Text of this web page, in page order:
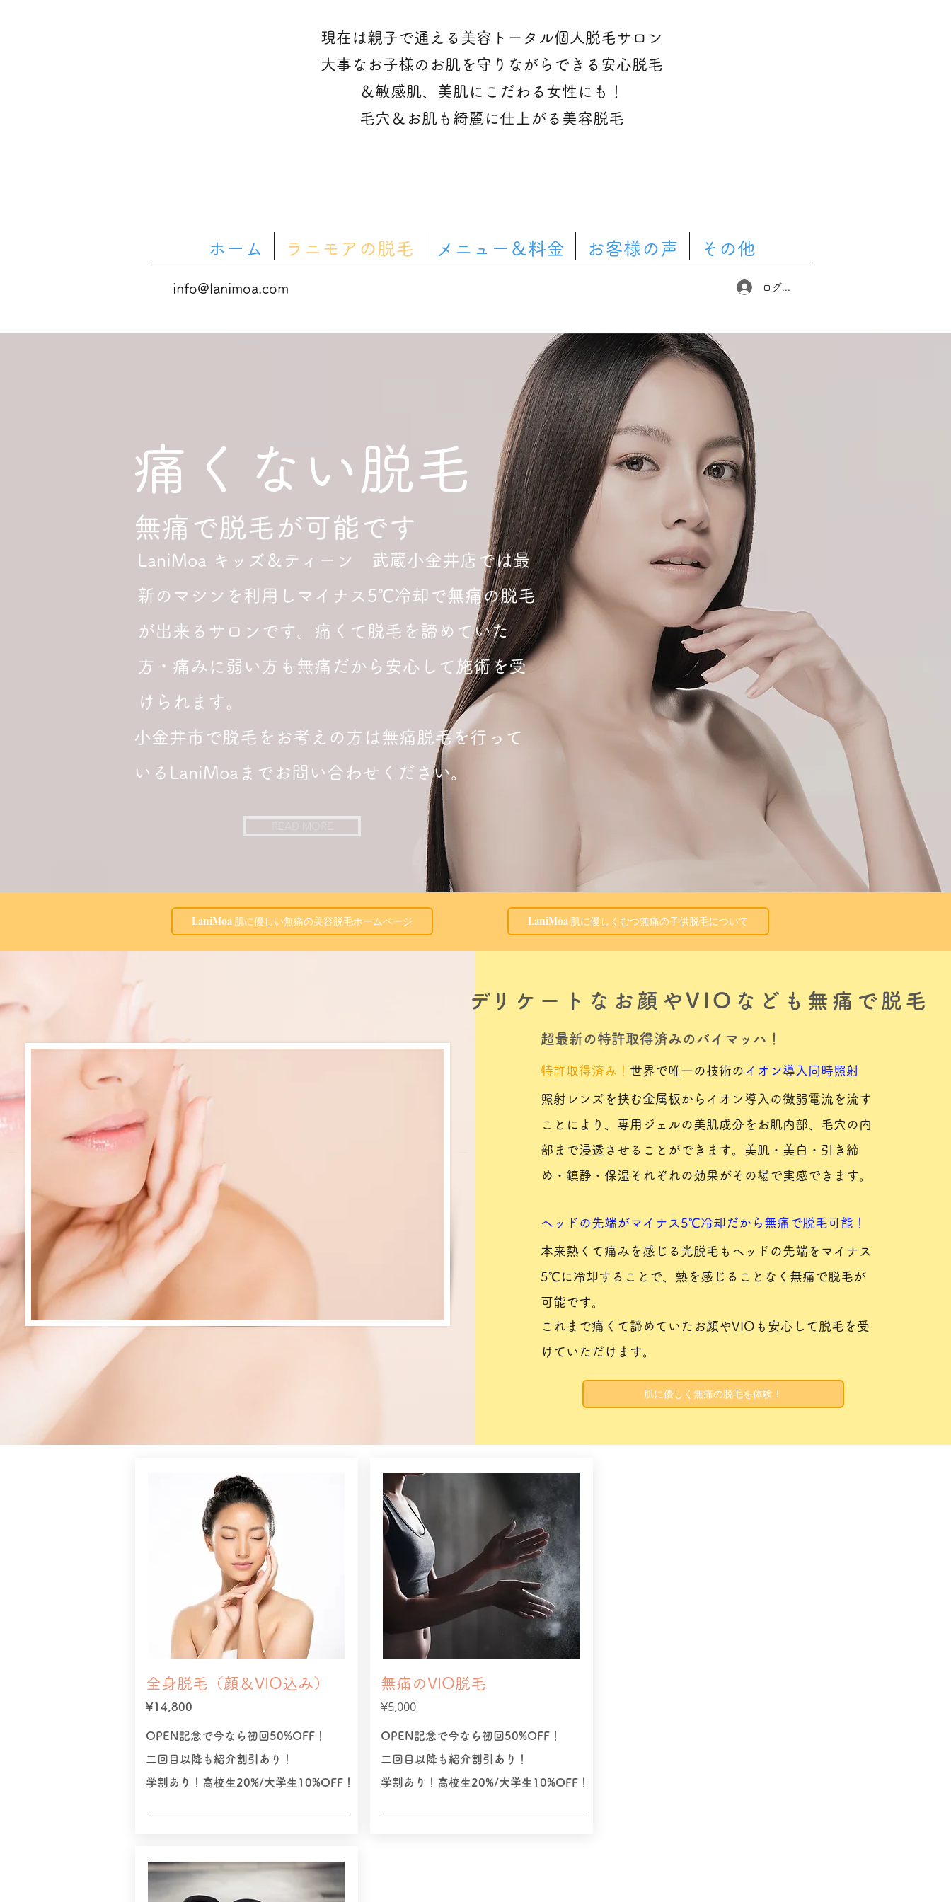
現在は親子で通える美容トータル個人脱毛サロン
大事なお子様のお肌を守りながらできる安心脱毛
＆敏感肌、美肌にこだわる女性にも！
​毛穴＆お肌も綺麗に仕上がる美容脱毛
ホーム ラニモアの脱毛 メニュー＆料金 お客様の声 その他
info@lanimoa.com ログイン
痛くない脱毛
​無痛で脱毛が可能です
LaniMoa キッズ＆ティーン 武蔵小金井店では最
新のマシンを利用しマイナス5℃冷却で無痛の脱毛
が出来るサロンです。痛くて脱毛を諦めていた
方・痛みに弱い方も無痛だから安心して施術を受
けられます。
小金井市で脱毛をお考えの方は無痛脱毛を行って
いるLaniMoaまでお問い合わせください。
LaniMoa 肌に優しい無痛の美容脱毛ホームページ LaniMoa 肌に優しくむつ無痛の子供脱毛について
​デリケートなお顔やVIOなども無痛で脱毛
​超最新の特許取得済みのバイマッハ！
特許取得済み！ 世界で唯一の技術の イオン導入同時照射
照射レンズを挟む金属板からイオン導入の微弱電流を流す
ことにより、専用ジェルの美肌成分をお肌内部、毛穴の内
部まで浸透させることができます。美肌・美白・引き締
め・鎮静・保湿それぞれの効果がその場で実感できます。
ヘッドの先端がマイナス5℃冷却だから無痛で脱毛可能！
本来熱くて痛みを感じる光脱毛もヘッドの先端をマイナス
5℃に冷却することで、熱を感じることなく無痛で脱毛が
可能です。
これまで痛くて諦めていたお顔やVIOも安心して脱毛を受
けていただけます。
肌に優しく無痛の脱毛を体験！
全身脱毛（顔＆VIO込み）
​¥14,800
OPEN記念で今なら初回50%OFF！
二回目以降も紹介割引あり！
学割あり！高校生20%/大学生10%OFF！
無痛のVIO脱毛
​¥5,000
OPEN記念で今なら初回50%OFF！
二回目以降も紹介割引あり！
学割あり！高校生20%/大学生10%OFF！